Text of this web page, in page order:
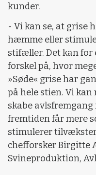
kunder.
- Vi kan se, at grise
hæmme eller
stifæller. Det kan for
forskel på, hvor
»Søde« grise har
på hele stien. Vi
skabe avlsfremgang
fremtiden får mere
stimulerer
chefforsker Birgitte
Svineproduktion,